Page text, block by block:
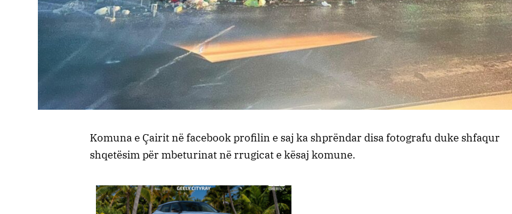
Komuna e Çairit në facebook profilin e saj ka shprëndar disa fotografu duke shfaqur
shqetësim për mbeturinat në rrugicat e kësaj komune.